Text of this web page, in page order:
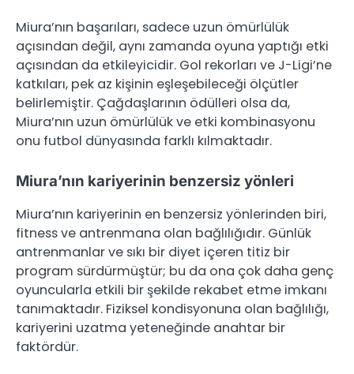
Miura’nın başarıları, sadece uzun ömürlülük
açısından değil, aynı zamanda oyuna yaptığı etki
açısından da etkileyicidir. Gol rekorları ve J-Ligi’ne
katkıları, pek az kişinin eşleşebileceği ölçütler
belirlemiştir. Çağdaşlarının ödülleri olsa da,
Miura’nın uzun ömürlülük ve etki kombinasyonu
onu futbol dünyasında farklı kılmaktadır.
Miura’nın kariyerinin benzersiz yönleri
Miura’nın kariyerinin en benzersiz yönlerinden biri,
fitness ve antrenmana olan bağlılığıdır. Günlük
antrenmanlar ve sıkı bir diyet içeren titiz bir
program sürdürmüştür; bu da ona çok daha genç
oyuncularla etkili bir şekilde rekabet etme imkanı
tanımaktadır. Fiziksel kondisyonuna olan bağlılığı,
kariyerini uzatma yeteneğinde anahtar bir
faktördür.